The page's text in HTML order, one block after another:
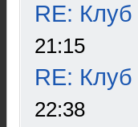
RE:
21:15
RE:
22:38